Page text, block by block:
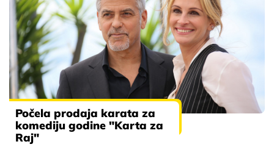
Počela prodaja karata za
komediju godine "Karta za
Raj"